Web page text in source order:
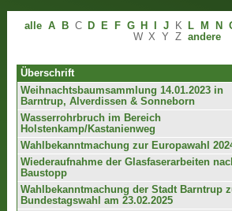
alle A B C D E F G H J K L M N
W X Y Z andere
Überschrift
Weihnachtsbaumsammlung 14.01.2023 in
Barntrup, Alverdissen & Sonneborn
Wasserrohrbruch im Bereich
Holstenkamp/Kastanienweg
Wahlbekanntmachung zur Europawahl
Wiederaufnahme der Glasfaserarbeiten
Baustopp
Wahlbekanntmachung der Stadt Barntrup
Bundestagswahl am 23.02.2025